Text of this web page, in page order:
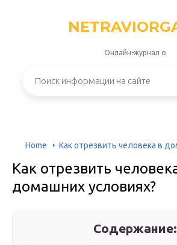
Онлайн-журнал о
Home Как отрезвить человека в
Как отрезвить
домашних условиях?
Содержание: